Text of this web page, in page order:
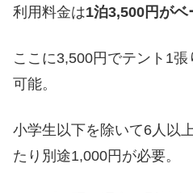
利用料金は1泊3,500円がベ
ここに3,500円でテント1
可能。
小学生以下を除いて6人以
たり別途1,000円が必要。